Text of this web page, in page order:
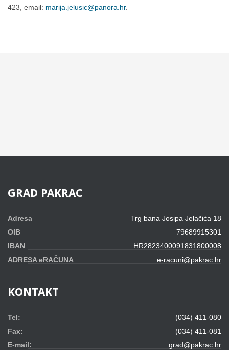
423, email: marija.jelusic@panora.hr.
GRAD PAKRAC
Adresa
Trg bana Josipa Jelačića 18
OIB
79689915301
IBAN
HR2823400091831800008
ADRESA eRAČUNA
e-racuni@pakrac.hr
KONTAKT
Tel:
(034) 411-080
Fax:
(034) 411-081
E-mail:
grad@pakrac.hr